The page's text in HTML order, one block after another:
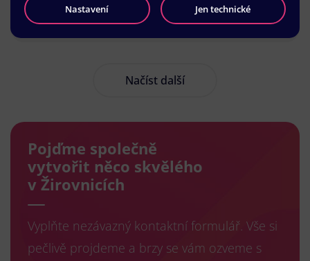
Načíst další
Pojďme společně
vytvořit něco skvělého
v Žirovnicích
Vyplňte nezávazný kontaktní formulář. Vše si
pečlivě projdeme a brzy se vám ozveme s
Nastavení Jen technické